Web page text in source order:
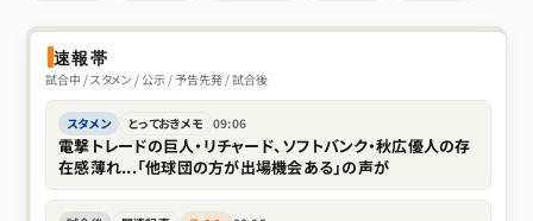
速報帯
試合中 / スタメン / 公示 / 予告先発 / 試合後
スタメン とっておきメモ 09:06
電撃トレードの巨人・リチャード、ソフトバンク・秋広優人の存
在感薄れ...「他球団の方が出場機会ある」の声が